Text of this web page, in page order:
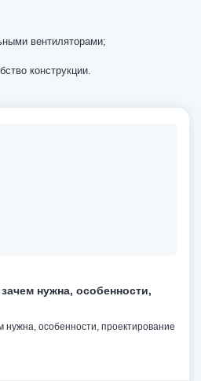
вентиляторами;
конструкции.
нужна, особенности,
нужна, особенности, проектирование